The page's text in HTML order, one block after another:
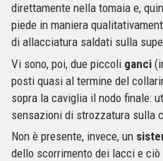
direttamente nella tomaia e,
piede in maniera
di allacciatura saldati sulla
Vi sono, poi, due piccoli ganci
posti quasi al termine del
sopra la caviglia il nodo finale:
sensazioni di strozzatura sulla
Non è presente, invece, un
dello scorrimento dei lacci e